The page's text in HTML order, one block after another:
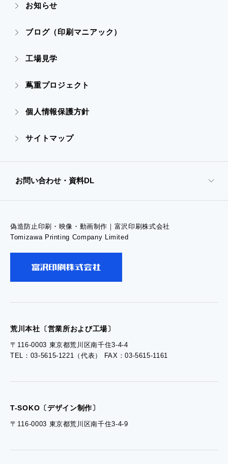
- 販促グッズ
- CSR活動
- ぎぞらーず
- デザイン
お知らせ
ブログ（印刷マニアック）
工場見学
蔦重プロジェクト
個人情報保護方針
サイトマップ
お問い合わせ・資料DL
- お問い合わせTOP
- お問い合わせ
- 採用お問い合わせ
偽造防止印刷・映像・動画制作｜富沢印刷株式会社
Tomizawa Printing Company Limited
荒川本社〔営業所および工場〕
〒116-0003 東京都荒川区南千住3-4-4
TEL：03-5615-1221（代表） FAX：03-5615-1161
T-SOKO〔デザイン制作〕
〒116-0003 東京都荒川区南千住3-4-9